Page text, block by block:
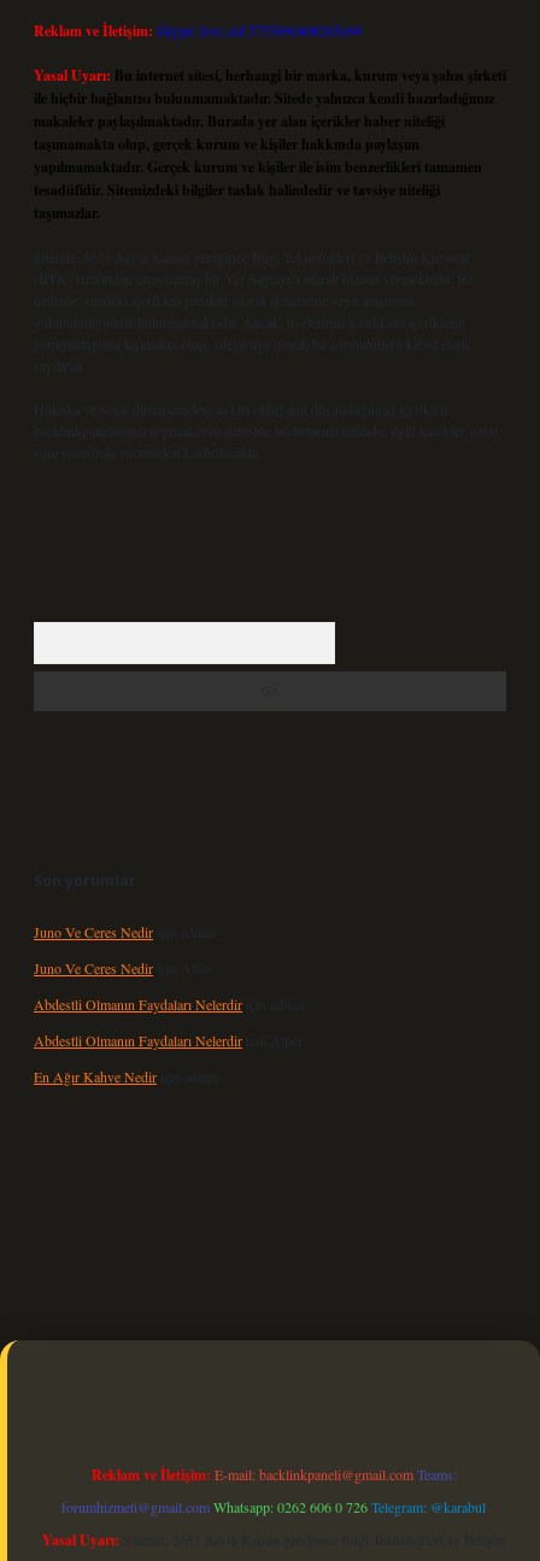
Reklam ve İletişim: Skype: live:.cid.575569c608265c69
Yasal Uyarı: Bu internet sitesi, herhangi bir marka, kurum veya şahıs şirketi
ile hiçbir bağlantısı bulunmamaktadır. Sitede yalnızca kendi hazırladığımız
makaleler paylaşılmaktadır. Burada yer alan içerikler haber niteliği
taşımamakta olup, gerçek kurum ve kişiler hakkında paylaşım
yapılmamaktadır. Gerçek kurum ve kişiler ile isim benzerlikleri tamamen
tesadüfidir. Sitemizdeki bilgiler taslak halindedir ve tavsiye niteliği
taşımazlar.
Sitemiz, 5651 Sayılı Kanun gereğince Bilgi Teknolojileri ve İletişim Kurumu
(BTK) tarafından onaylanmış bir Yer Sağlayıcı olarak hizmet vermektedir. Bu
nedenle, sitedeki içerikleri proaktif olarak denetleme veya araştırma
yükümlülüğümüz bulunmamaktadır. Ancak, üyelerimiz yazdıkları içeriklerin
sorumluluğunu taşımakta olup, siteye üye olarak bu sorumluluğu kabul etmiş
sayılırlar.
Hukuka ve yasal düzenlemelere aykırı olduğunu düşündüğünüz içerikleri,
backlinkpanelicomtr@gmail.com
adresine bildirmeniz halinde, ilgili içerikler yasal
süre içerisinde sitemizden kaldırılacaktır.
Son yorumlar
Juno Ve Ceres Nedir için
admin
Juno Ve Ceres Nedir için Altan
Abdestli Olmanın Faydaları Nelerdir için
admin
Abdestli Olmanın Faydaları Nelerdir için Alper
En Ağır Kahve Nedir için admin
güncel
Reklam ve İletişim: E-mail:backlinkpaneli@gmail.com Teams:
forumhizmeti@gmail.comWhatsapp: 0262 606 0 726Telegram: @karabul
Yasal Uyarı: